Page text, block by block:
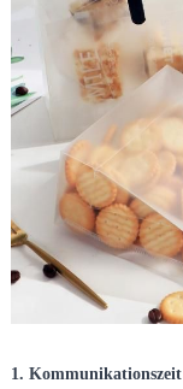
1. Kommunikationszeit